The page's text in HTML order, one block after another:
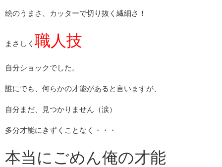
絵のうまさ、カッターで切り抜く繊細さ！
まさしく 職人技
自分ショックでした。
誰にでも、何らかの才能があると言いますが、
自分まだ、見つかりません（涙）
多分才能にきずくことなく・・・
本当にごめん俺の才能